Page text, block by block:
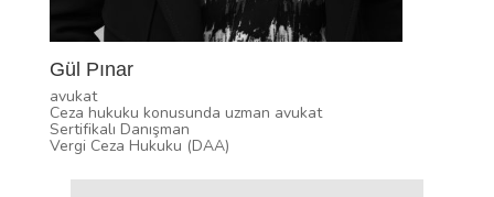
Gül Pınar
avukat
Ceza hukuku konusunda uzman avukat
Sertifikalı Danışman
Vergi Ceza Hukuku (DAA)